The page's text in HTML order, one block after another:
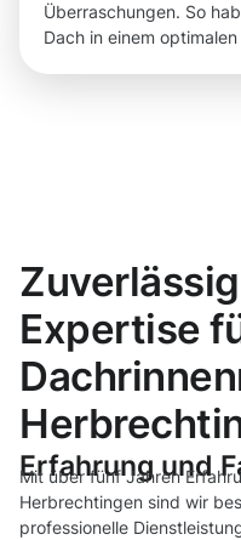
Überraschungen. So
Dach in einem
Expertise
Erfahrung und
Mit über fünf Jahren
Herbrechtingen sind wir
professionelle